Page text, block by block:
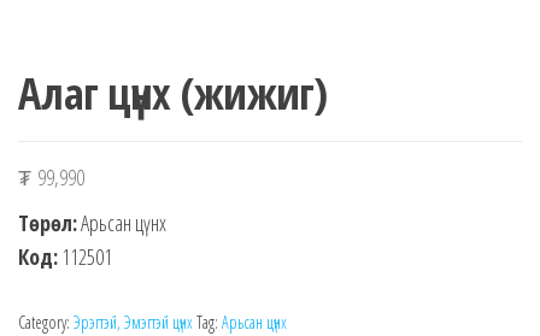
Алаг цүнх (жижиг)
₮ 99,990
Төрөл:Арьсан цүнх
Код: 112501
Category: Эрэгтэй, Эмэгтэй цүнхTag: Арьсан цүнх